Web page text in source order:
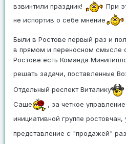
взвинтили праздник!
При
не испортив о себе мнение
Были в Ростове первый раз и
в прямом и переносном смысле
Ростове есть Команда
решать задачи, поставленные
Отдельный респект Виталику
Саше
, за четкое
инициативной группе
представление с "продажей"